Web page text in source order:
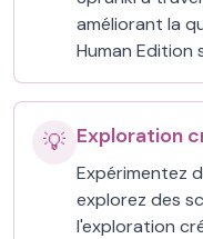
améliorant la
Human Edition
💡 Exploration
Expérimentez
explorez des
l'exploration